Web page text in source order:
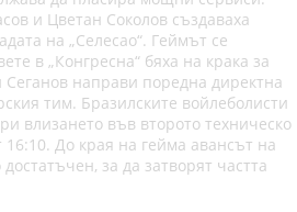
и Цветан Соколов създаваха
на „Селесао“. Геймът се
в „Конгресна“ бяха на крака за
Сеганов направи поредна директна
тим. Бразилските войлеболисти
влизането във второто техническо
До края на гейма авансът на
за да затворят частта